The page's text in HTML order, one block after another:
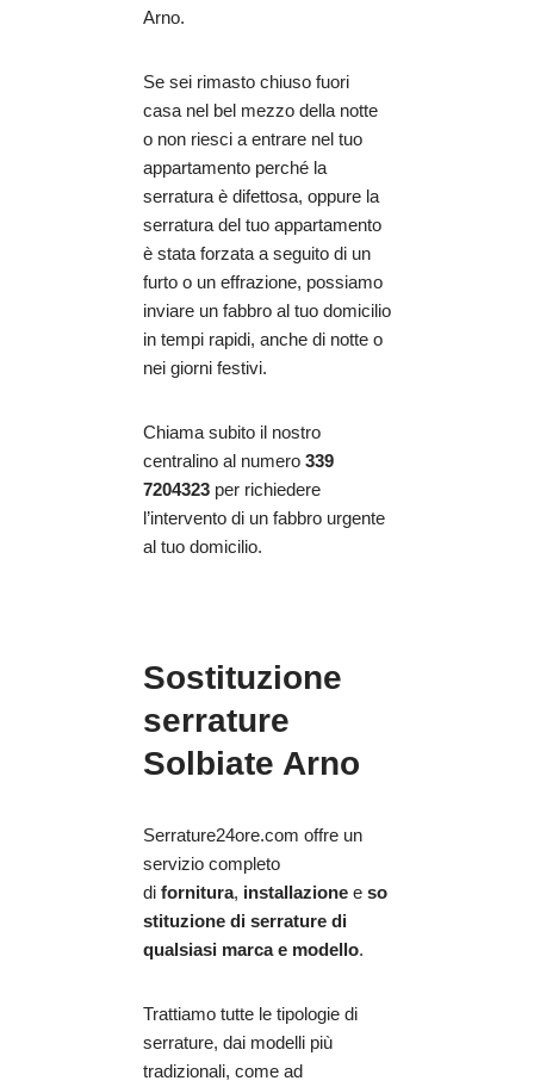
Arno.
Se sei rimasto chiuso fuori
casa nel bel mezzo della notte
o non riesci a entrare nel tuo
appartamento perché la
serratura è difettosa, oppure la
serratura del tuo appartamento
è stata forzata a seguito di un
furto o un effrazione, possiamo
inviare un fabbro al tuo domicilio
in tempi rapidi, anche di notte o
nei giorni festivi.
Chiama subito il nostro
centralino al numero 339
7204323 per richiedere
l’intervento di un fabbro urgente
al tuo domicilio.
Sostituzione
serrature
Solbiate Arno
Serrature24ore.com offre un
servizio completo
di fornitura, installazione e so
stituzione di serrature di
qualsiasi marca e modello.
Trattiamo tutte le tipologie di
serrature, dai modelli più
tradizionali, come ad